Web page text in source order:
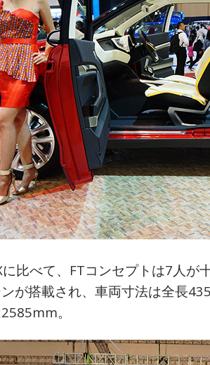
に比べて、FTコンセプトは7人が
が搭載され、車両寸法は全長
。